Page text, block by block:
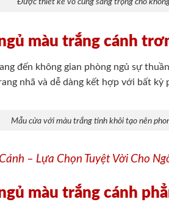
màu trắng cánh
đến không gian phòng ngủ sự
nhã và dễ dàng kết hợp với bất kỳ
Mẫu cửa với màu trắng tinh khôi tạo nên
– Lựa Chọn Tuyệt Vời Cho
màu trắng cánh